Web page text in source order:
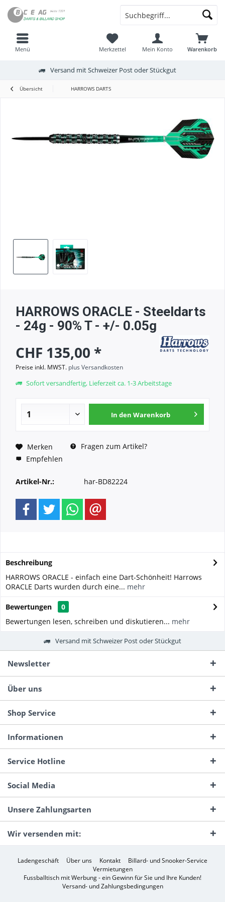
Menü Warenkorb
Merkzettel Mein Konto
Versand mit Schweizer Post oder Stückgut
Übersicht HARROWS DARTS
HARROWS ORACLE - Steeldarts
- 24g - 90% T - +/- 0.05g
CHF 135,00 *
Preise inkl. MWST. plus Versandkosten
Sofort versandfertig, Lieferzeit ca. 1-3 Arbeitstage
In den Warenkorb
Merken
Fragen zum Artikel?
Empfehlen
Artikel-Nr.: har-BD82224
Beschreibung
HARROWS ORACLE - einfach eine Dart-Schönheit! Harrows
ORACLE Darts wurden durch eine... mehr
Bewertungen
0
Bewertungen lesen, schreiben und diskutieren... mehr
Versand mit Schweizer Post oder Stückgut
Newsletter
Über uns
Shop Service
Informationen
Service Hotline
Social Media
Unsere Zahlungsarten
Wir versenden mit:
Ladengeschäft Über uns Kontakt
Billard- und Snooker-Service
Vermietungen
Fussballtisch mit Werbung - ein Gewinn für Sie und Ihre Kunden!
Versand- und Zahlungsbedingungen